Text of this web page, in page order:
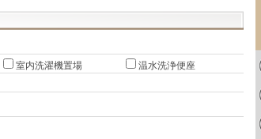
室内洗濯機置場
温水洗浄便座